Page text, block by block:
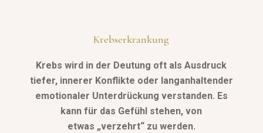
Krebserkrankung
Krebs wird in der Deutung oft als Ausdruck
tiefer, innerer Konflikte oder langanhaltender
emotionaler Unterdrückung verstanden. Es
kann für das Gefühl stehen, von
etwas „verzehrt“ zu werden.